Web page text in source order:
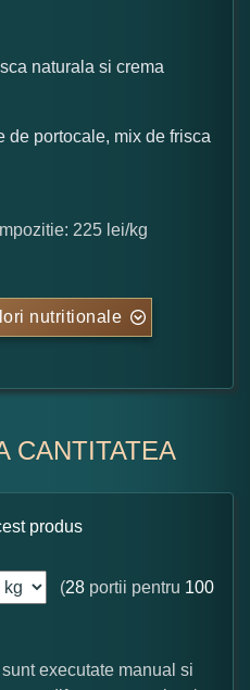
naturala si crema
de portocale, mix de frisca
225 lei/kg
nutritionale
CANTITATEA
produs
(28 portii pentru 100
executate manual si